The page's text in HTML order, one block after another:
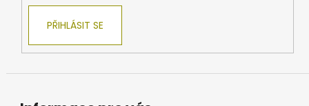
u
PŘIHLÁSIT SE